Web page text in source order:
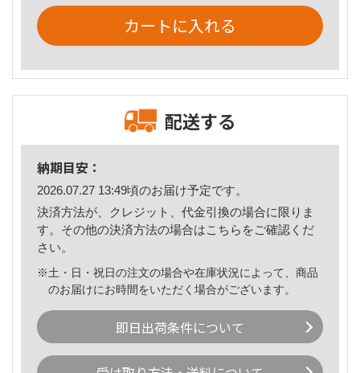
カートに入れる
配送する
納期目安：
2026.07.27 13:49頃のお届け予定です。
決済方法が、クレジット、代金引換の場合に限りま
す。その他の決済方法の場合はこちら をご確認くだ
さい。
※土・日・祝日の注文の場合や在庫状況によって、商品
のお届けにお時間をいただく場合がございます。
即日出荷条件について